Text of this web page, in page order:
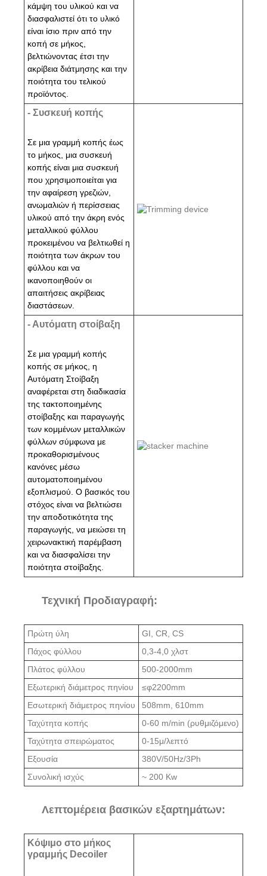
κάμψη του υλικού και να
διασφαλιστεί ότι το υλικό
είναι ίσιο πριν από την
κοπή σε μήκος,
βελτιώνοντας έτσι την
ακρίβεια διάτμησης και την
ποιότητα του τελικού
προϊόντος.
- Συσκευή κοπής
Σε μια γραμμή κοπής έως
το μήκος, μια συσκευή
κοπής είναι μια συσκευή
που χρησιμοποιείται για
την αφαίρεση γρεζιών,
ανωμαλιών ή περίσσειας
υλικού από την άκρη ενός
μεταλλικού φύλλου
προκειμένου να βελτιωθεί η
ποιότητα των άκρων του
φύλλου και να
ικανοποιηθούν οι
απαιτήσεις ακρίβειας
διαστάσεων.
- Αυτόματη στοίβαξη
Σε μια γραμμή κοπής
κοπής σε μήκος, η
Αυτόματη Στοίβαξη
αναφέρεται στη διαδικασία
της τακτοποιημένης
στοίβαξης και παραγωγής
των κομμένων μεταλλικών
φύλλων σύμφωνα με
προκαθορισμένους
κανόνες μέσω
αυτοματοποιημένου
εξοπλισμού. Ο βασικός του
στόχος είναι να βελτιώσει
την αποδοτικότητα της
παραγωγής, να μειώσει τη
χειρωνακτική παρέμβαση
και να διασφαλίσει την
ποιότητα στοίβαξης.
Τεχνική Προδιαγραφή:
Πρώτη ύλη
GI, CR, CS
Πάχος φύλλου
0,3-4,0 χλστ
Πλάτος φύλλου
500-2000mm
Εξωτερική διάμετρος πηνίου
≤φ2200mm
Εσωτερική διάμετρος πηνίου
508mm, 610mm
Ταχύτητα κοπής
0-60 m/min (ρυθμιζόμενο)
Ταχύτητα σπειρώματος
0-15μ/λεπτό
Εξουσία
380V/50Hz/3Ph
Συνολική ισχύς
~ 200 Kw
Λεπτομέρεια βασικών εξαρτημάτων:
Κόψιμο στο μήκος
γραμμής Decoiler